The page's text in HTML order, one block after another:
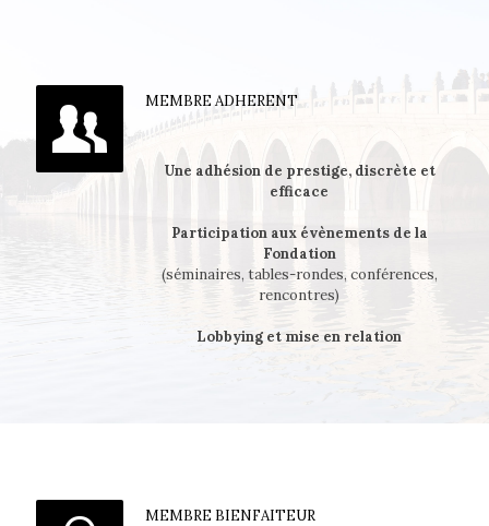
MEMBRE ADHERENT
Une adhésion de prestige, discrète et
efficace
Participation aux évènements de la
Fondation
(séminaires, tables-rondes, conférences,
rencontres)
Lobbying et mise en relation
MEMBRE BIENFAITEUR